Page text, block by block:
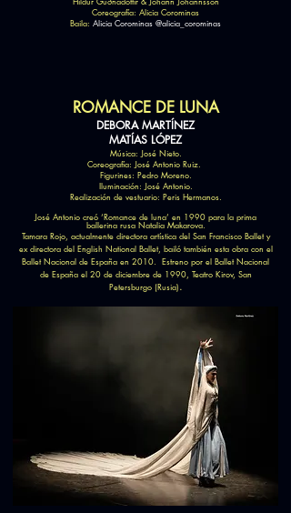
Coreografía: Alicia Corominas
Baila: Alicia Corominas @alicia_corominas
ROMANCE DE LUNA
DEBORA MARTÍNEZ
MATÍAS LÓPEZ
Música: José Nieto.
Coreografía: José Antonio Ruiz.
Figurines: Pedro Moreno.
Iluminación: José Antonio.
Realización de vestuario: Peris Hermanos.
José Antonio creó ‘Romance de luna’ en 1990 para la prima
ballerina rusa Natalia Makarova.
Tamara Rojo, actualmente directora artística del San Francisco Ballet y
ex directora del English National Ballet, bailó también esta obra con el
Ballet Nacional de España en 2010. Estreno por el Ballet Nacional
de España el 20 de diciembre de 1990, Teatro Kirov, San
Petersburgo (Rusia).